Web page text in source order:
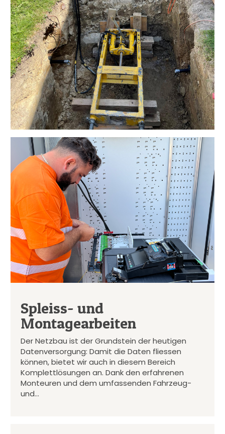
Spleiss- und
Montagearbeiten
Der Netzbau ist der Grundstein der heutigen
Datenversorgung: Damit die Daten fliessen
können, bietet wir auch in diesem Bereich
Komplettlösungen an. Dank den erfahrenen
Monteuren und dem umfassenden Fahrzeug-
und…